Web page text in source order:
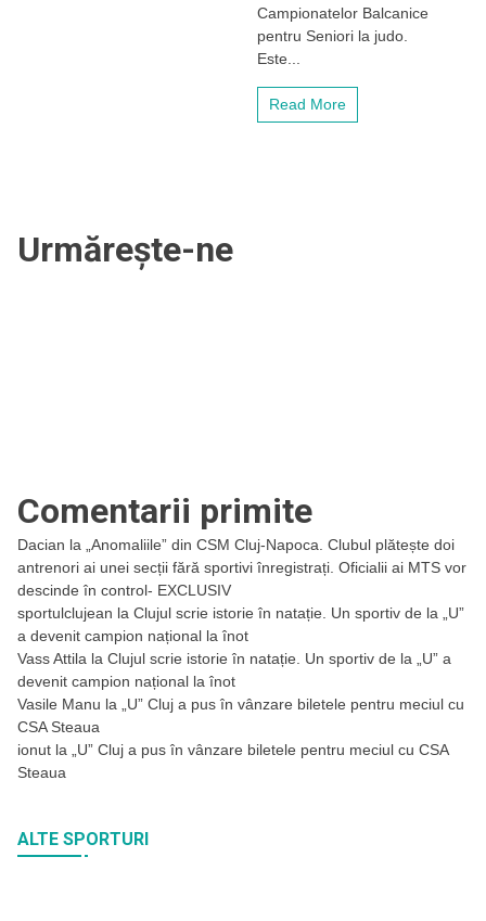
de
Judo
Campionatelor Balcanice
pentru Seniori la judo.
Este...
Read More
Urmărește-ne
Comentarii primite
Dacian la
„Anomaliile” din CSM Cluj-Napoca. Clubul plătește doi
antrenori ai unei secții fără sportivi înregistrați. Oficialii ai MTS vor
descinde în control- EXCLUSIV
sportulclujean la Clujul scrie istorie în natație. Un sportiv de la „U”
a devenit campion național la înot
Vass Attila la Clujul scrie istorie în natație. Un sportiv de la „U” a
devenit campion național la înot
Vasile Manu la
„U” Cluj a pus în vânzare biletele pentru meciul cu
CSA Steaua
ionut la
„U” Cluj a pus în vânzare biletele pentru meciul cu CSA
Steaua
ALTE SPORTURI